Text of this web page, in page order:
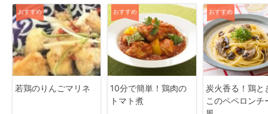
おすすめ
若鶏のりんごマリネ
おすすめ
10分で簡単！鶏肉の
トマト煮
おすすめ
炭火香る！鶏と
このペペロンチ